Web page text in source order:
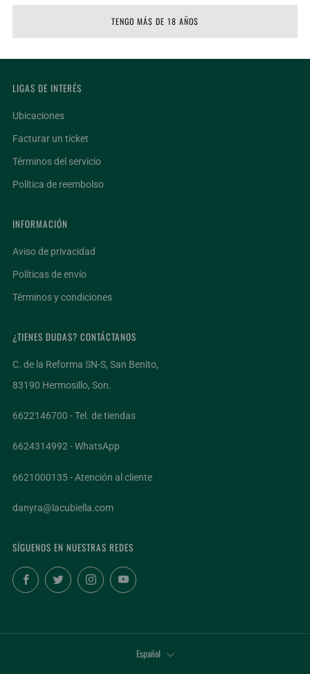
TENGO MÁS DE 18 AÑOS
Temperatura de servicio: 8 - 10°C
LIGAS DE INTERÉS
Ubicaciones
Facturar un ticket
Términos del servicio
Política de reembolso
INFORMACIÓN
Aviso de privacidad
Políticas de envío
Términos y condiciones
¿TIENES DUDAS? CONTÁCTANOS
C. de la Reforma SN-S, San Benito,
83190 Hermosillo, Son.
6622146700 - Tel. de tiendas
6624314992 - WhatsApp
6621000135 - Atención al cliente
danyra@lacubiella.com
SÍGUENOS EN NUESTRAS REDES
FacebookTwitterInstagramYouTube
IDIOMA
Español